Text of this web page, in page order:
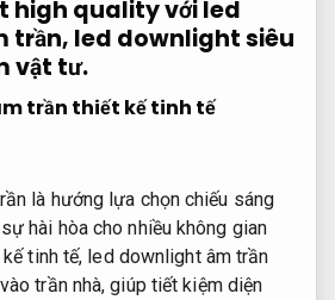
high quality với led
trần, led downlight siêu
vật tư.
trần thiết kế tinh tế
là hướng lựa chọn chiếu sáng
hài hòa cho nhiều không gian
tinh tế, led downlight âm trần
trần nhà, giúp tiết kiệm diện